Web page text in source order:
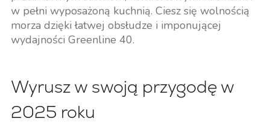
w pełni wyposażoną kuchnią. Ciesz się wolnością
morza dzięki łatwej obsłudze i imponującej
wydajności Greenline 40.
Wyrusz w swoją przygodę w
2025 roku